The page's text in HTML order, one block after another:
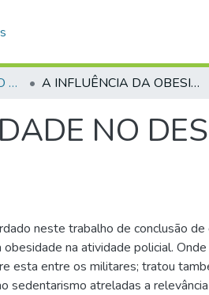
CURSO DE FORMAÇÃO DE PRAÇAS - CFP - 2018 A INFLUÊNCIA DA OBESIDADE NO DESEMPENHO DA ATIVIDADE POLICIAL
NO
neste trabalho de conclusão de
obesidade na atividade policial.
esta entre os militares; tratou
sedentarismo atreladas a